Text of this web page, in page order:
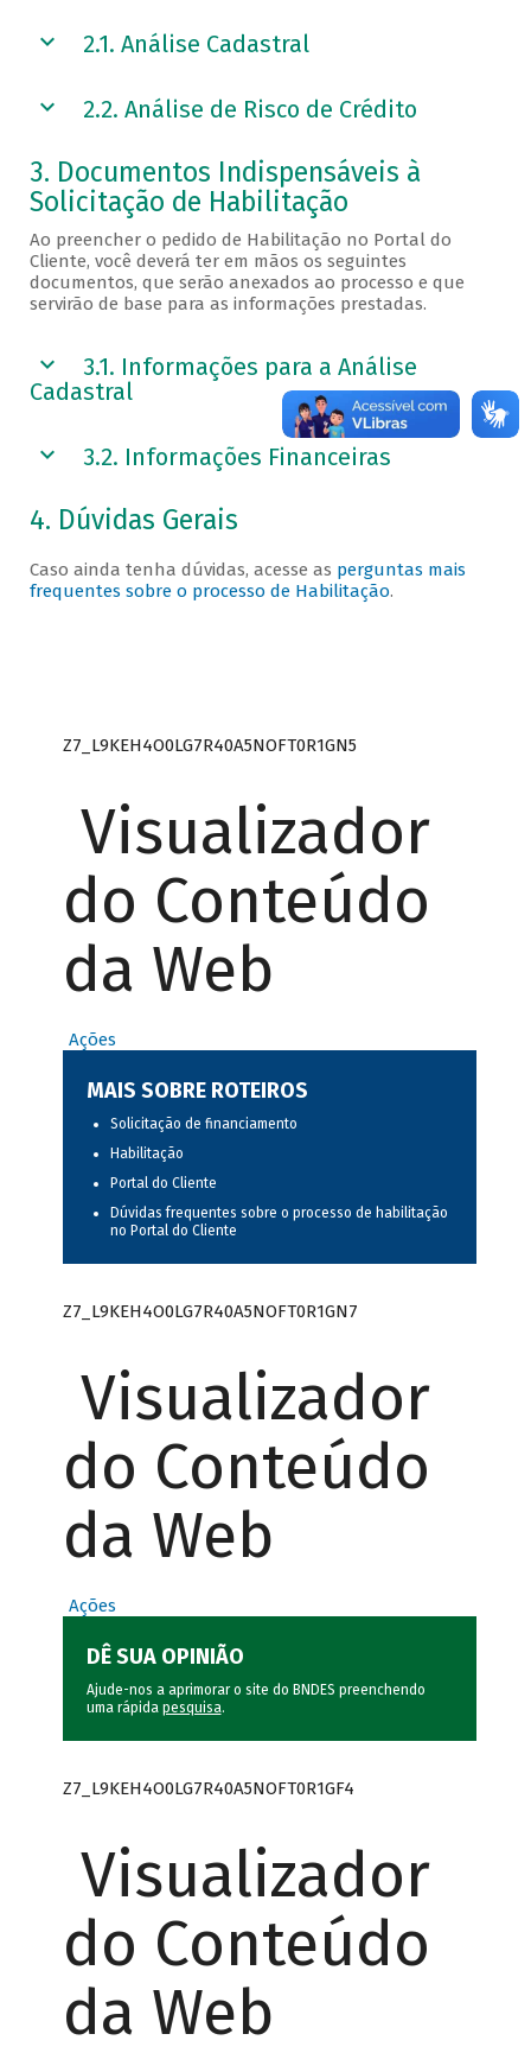
2.1. Análise Cadastral
2.2. Análise de Risco de Crédito
3. Documentos Indispensáveis à
Solicitação de Habilitação
Ao preencher o pedido de Habilitação no Portal do
Cliente, você deverá ter em mãos os seguintes
documentos, que serão anexados ao processo e que
servirão de base para as informações prestadas.
3.1. Informações para a Análise
Cadastral
3.2. Informações Financeiras
4. Dúvidas Gerais
Caso ainda tenha dúvidas, acesse as perguntas mais
frequentes sobre o processo de Habilitação.
Z7_L9KEH4O0LG7R40A5NOFT0R1GN5
Visualizador
do Conteúdo
da Web
Ações
MAIS SOBRE ROTEIROS
Solicitação de financiamento
Habilitação
Portal do Cliente
Dúvidas frequentes sobre o processo de habilitação
no Portal do Cliente
Z7_L9KEH4O0LG7R40A5NOFT0R1GN7
Visualizador
do Conteúdo
da Web
Ações
DÊ SUA OPINIÃO
Ajude-nos a aprimorar o site do BNDES preenchendo
uma rápida pesquisa.
Z7_L9KEH4O0LG7R40A5NOFT0R1GF4
Visualizador
do Conteúdo
da Web